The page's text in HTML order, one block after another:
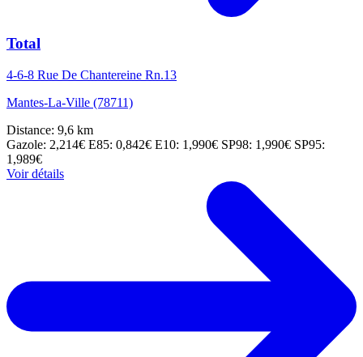
Total
4-6-8 Rue De Chantereine Rn.13
Mantes-La-Ville (78711)
Distance: 9,6 km
Gazole: 2,214€ E85: 0,842€ E10: 1,990€ SP98: 1,990€ SP95:
1,989€
Voir détails